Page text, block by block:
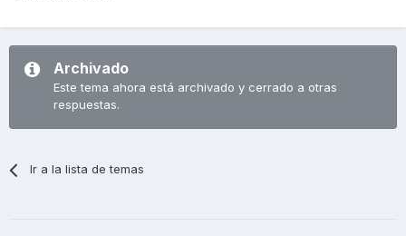
Archivado
Este tema ahora está archivado y cerrado a otras
respuestas.
Ir a la lista de temas